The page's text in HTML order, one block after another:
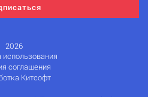
2026
использования
соглашения
Китсофт